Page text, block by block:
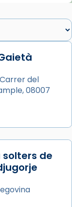
Cugat, a
tradició
a Júlia”) i
=
1667, el
en una obra
Iluro.
del
08007
de